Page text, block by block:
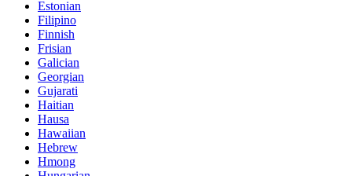
Estonian
Filipino
Finnish
Frisian
Galician
Georgian
Gujarati
Haitian
Hausa
Hawaiian
Hebrew
Hmong